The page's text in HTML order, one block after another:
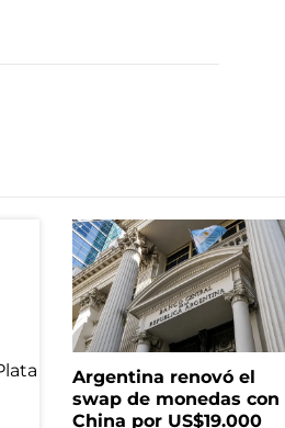
Argentina renovó el
swap de monedas con
China por US$19.000